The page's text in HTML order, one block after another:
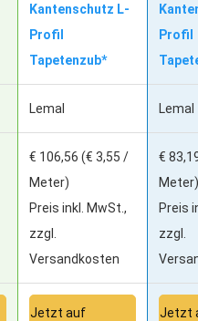
Kantenschutz L-
Profil
Tapetenzub*
Profil
Lemal Lemal
€ 106,56 (€ 3,55 /
Meter)
Preis inkl. MwSt.,
zzgl.
Versandkosten
€
Meter)
Preis
zzgl.
Jetzt auf
Jetzt